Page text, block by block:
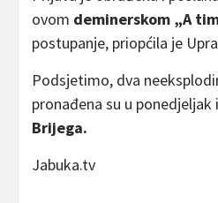
ovom deminerskom „A
postupanje, priopćila je
Podsjetimo, dva
pronađena su u ponedjeljak
Brijega.
Jabuka.tv